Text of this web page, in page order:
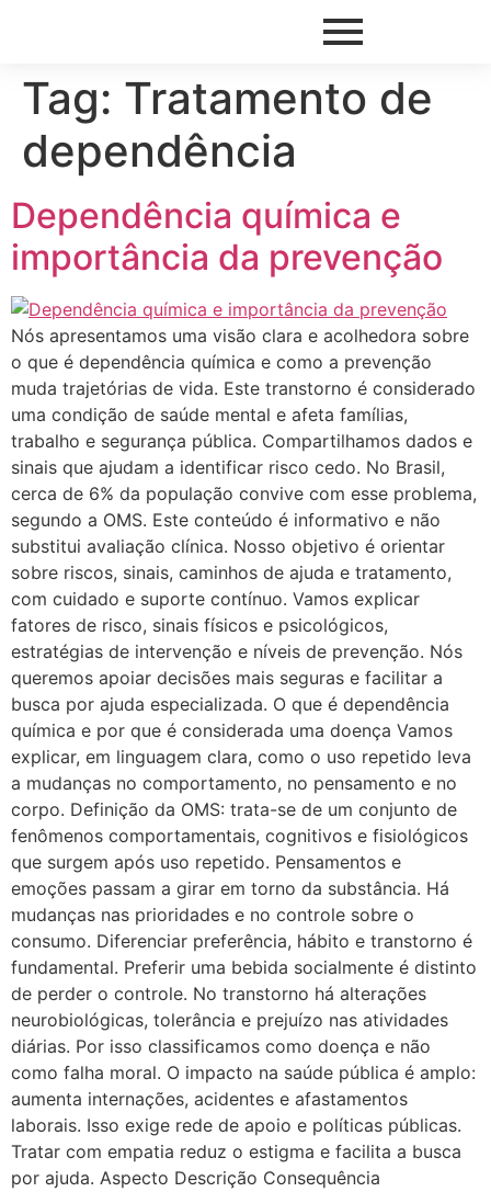
Tag: Tratamento de
dependência
Dependência química e
importância da prevenção
Nós apresentamos uma visão clara e acolhedora sobre
o que é dependência química e como a prevenção
muda trajetórias de vida. Este transtorno é considerado
uma condição de saúde mental e afeta famílias,
trabalho e segurança pública. Compartilhamos dados e
sinais que ajudam a identificar risco cedo. No Brasil,
cerca de 6% da população convive com esse problema,
segundo a OMS. Este conteúdo é informativo e não
substitui avaliação clínica. Nosso objetivo é orientar
sobre riscos, sinais, caminhos de ajuda e tratamento,
com cuidado e suporte contínuo. Vamos explicar
fatores de risco, sinais físicos e psicológicos,
estratégias de intervenção e níveis de prevenção. Nós
queremos apoiar decisões mais seguras e facilitar a
busca por ajuda especializada. O que é dependência
química e por que é considerada uma doença Vamos
explicar, em linguagem clara, como o uso repetido leva
a mudanças no comportamento, no pensamento e no
corpo. Definição da OMS: trata-se de um conjunto de
fenômenos comportamentais, cognitivos e fisiológicos
que surgem após uso repetido. Pensamentos e
emoções passam a girar em torno da substância. Há
mudanças nas prioridades e no controle sobre o
consumo. Diferenciar preferência, hábito e transtorno é
fundamental. Preferir uma bebida socialmente é distinto
de perder o controle. No transtorno há alterações
neurobiológicas, tolerância e prejuízo nas atividades
diárias. Por isso classificamos como doença e não
como falha moral. O impacto na saúde pública é amplo:
aumenta internações, acidentes e afastamentos
laborais. Isso exige rede de apoio e políticas públicas.
Tratar com empatia reduz o estigma e facilita a busca
por ajuda. Aspecto Descrição Consequência